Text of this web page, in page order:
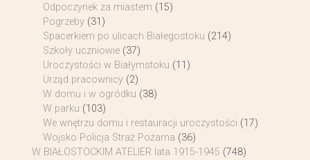
Odpoczynek za miastem (15)
Pogrzeby (31)
Spacerkiem po ulicach Białegostoku (214)
Szkoły uczniowie (37)
Uroczystości w Białymstoku (11)
Urząd pracownicy (2)
W domu i w ogródku (38)
W parku (103)
We wnętrzu domu i restauracji uroczystości (17)
Wojsko Policja Straż Pożarna (36)
W BIAŁOSTOCKIM ATELIER lata 1915-1945 (748)